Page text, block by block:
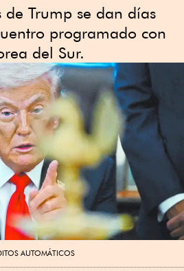
de Trump se dan días
programado con
del Sur.
AUTOMÁTICOS